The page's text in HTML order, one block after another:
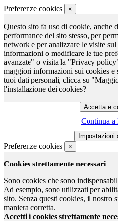
Preferenze cookies ×
Questo sito fa uso di cookie, anche
performance del sito stesso, per
network e per analizzare le visite
informazioni o modificare le tue
avanzate" o visita la "Privacy
maggiori informazioni sui cookies e
tuoi dati personali, clicca su
l'installazione dei cookies?
Continua a
Preferenze cookies ×
Cookies strettamente necessari
Sono cookies che sono
Ad esempio, sono utilizzati per
sito. Senza questi cookies, il nostro
maniera corretta.
Accetti i cookies strettamente